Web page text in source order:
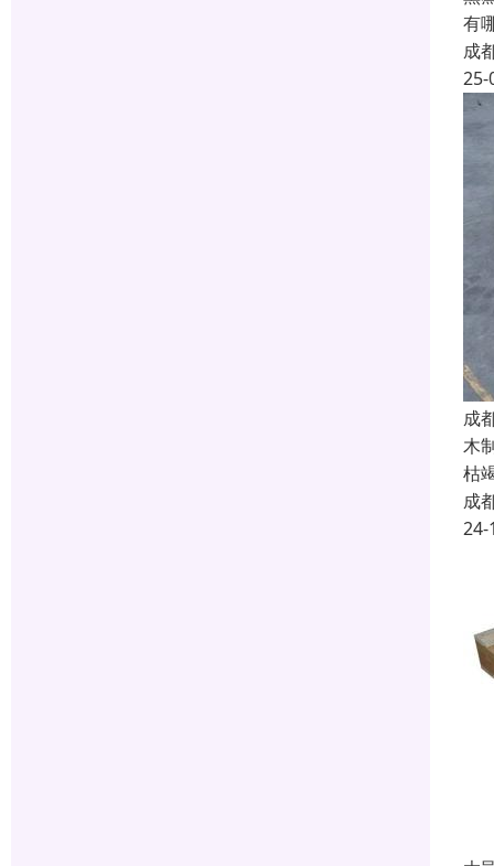
有
成
25-
成
木
枯
成
24-